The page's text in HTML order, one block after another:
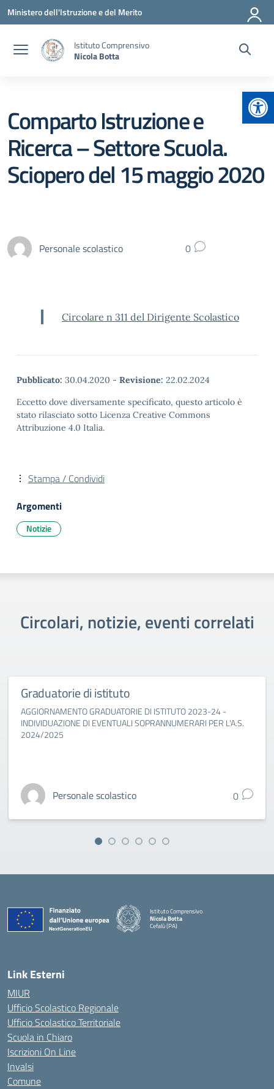
Vai ai contenuti
Vai al menu di navigazione
Vai al footer
Ministero dell'Istruzione e del Merito
Istituto Comprensivo
Nicola Botta
Comparto Istruzione e
Ricerca – Settore Scuola.
Sciopero del 15 maggio 2020
Personale scolastico 0
Circolare n 311 del Dirigente Scolastico
Pubblicato: 30.04.2020 - Revisione: 22.02.2024
Eccetto dove diversamente specificato, questo articolo è
stato rilasciato sotto Licenza Creative Commons
Attribuzione 4.0 Italia.
Stampa / Condividi
Argomenti
Notizie
Circolari, notizie, eventi correlati
Graduatorie di istituto
AGGIORNAMENTO GRADUATORIE DI ISTITUTO 2023-24 -
INDIVIDUAZIONE DI EVENTUALI SOPRANNUMERARI PER L'A.S.
2024/2025
Personale scolastico 0
Istituto Comprensivo
Nicola Botta
Cefalù (PA)
Link Esterni
MIUR
Ufficio Scolastico Regionale
Ufficio Scolastico Territoriale
Scuola in Chiaro
Iscrizioni On Line
Invalsi
Comune